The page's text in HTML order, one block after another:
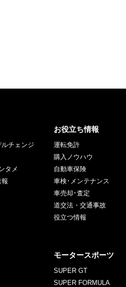
チェンジ
タメ
お役立ち情報
運転免許
購入ノウハウ
自動車保険
車検･メンテナンス
車売却･査定
道交法・交通事故
役立つ情報
モータースポーツ
SUPER GT
SUPER FORMULA